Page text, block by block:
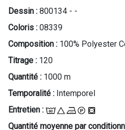
Dessin : 800134 - -
Coloris : 08339
Composition : 100% Polyester
Titrage : 120
Quantité : 1000 m
Temporalité : Intemporel
Entretien :
Quantité moyenne par